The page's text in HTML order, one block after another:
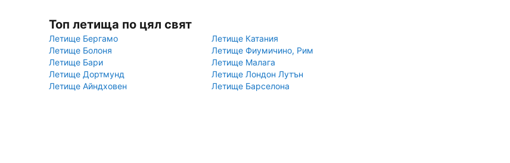
Топ летища по цял свят
Летище Бергамо
Летище Катания
Летище Болоня
Летище Фиумичино, Рим
Летище Бари
Летище Малага
Летище Дортмунд
Летище Лондон Лутън
Летище Айндховен
Летище Барселона